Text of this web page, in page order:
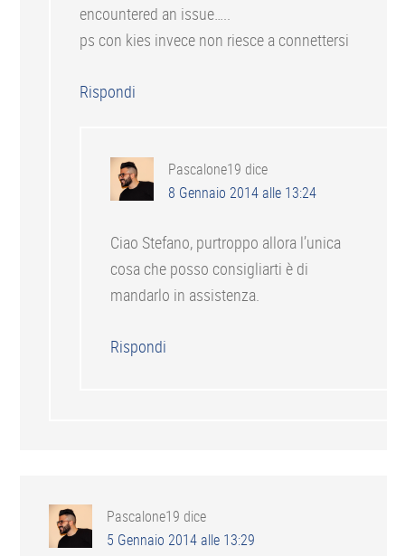
encountered an issue…..
ps con kies invece non riesce a connettersi
Rispondi
Pascalone19 dice
8 Gennaio 2014 alle 13:24
Ciao Stefano, purtroppo allora l’unica
cosa che posso consigliarti è di
mandarlo in assistenza.
Rispondi
Pascalone19 dice
5 Gennaio 2014 alle 13:29